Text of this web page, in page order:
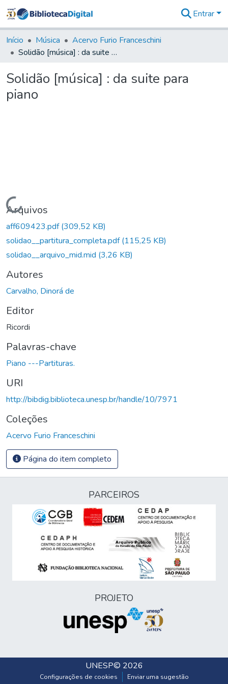
&
Coleções
Tudo na
Digital
Entrar
Início Música
Acervo Furio Franceschini
Solidão [música] : da suite para piano
Solidão [música] : da suite para
piano
Carregando...
Arquivos
aff609423.pdf(309,52 KB)
solidao__partitura_completa.pdf(115,25 KB)
solidao__arquivo_mid.mid (3,26 KB)
Autores
Carvalho, Dinorá de
Editor
Ricordi
Palavras-chave
Piano ---Partituras.
URI
http://bibdig.biblioteca.unesp.br/handle/10/7971
Coleções
Acervo Furio Franceschini
Página do item completo
PARCEIROS
PROJETO
UNESP© 2026
Configurações de cookies Enviar uma sugestão